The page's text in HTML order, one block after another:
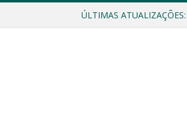
ÚLTIMAS ATUALIZAÇÕES: